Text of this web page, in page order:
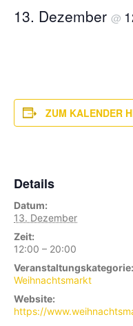
13. Dezember @
ZUM KALENDER
Details
Datum:
13. Dezember
Zeit:
12:00 – 20:00
Veranstaltungskategorie:
Weihnachtsmarkt
Website:
https://